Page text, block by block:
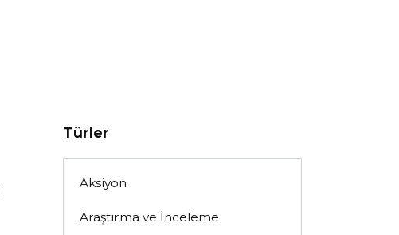
Türler
Aksiyon
Araştırma ve İnceleme